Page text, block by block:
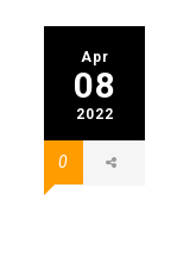
Apr
08
2022
0